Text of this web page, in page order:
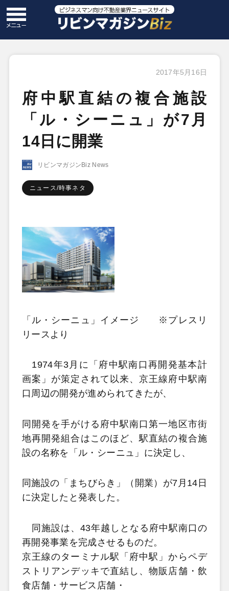
2017年5月16日
府中駅直結の複合施設
「ル・シーニュ」が7月
14日に開業
リビンマガジンBiz News
ニュース/時事ネタ
「ル・シーニュ」イメージ ※プレスリ
リースより
1974年3月に「府中駅南口再開発基本計
画案」が策定されて以来、京王線府中駅南
口周辺の開発が進められてきたが、
同開発を手がける府中駅南口第一地区市街
地再開発組合はこのほど、駅直結の複合施
設の名称を「ル・シーニュ」に決定し、
同施設の「まちびらき」（開業）が7月14日
に決定したと発表した。
同施設は、43年越しとなる府中駅南口の
再開発事業を完成させるものだ。
京王線のターミナル駅「府中駅」からペデ
ストリアンデッキで直結し、物販店舗・飲
食店舗・サービス店舗・